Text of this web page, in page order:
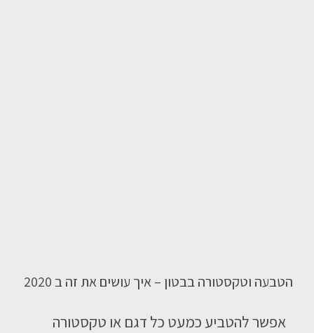
הטבעה וטקסטורה בבטון – איך עושים את זה ב 2020
אפשר להטביע כמעט כל דגם או טקסטורה